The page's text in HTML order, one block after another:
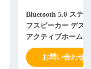
Bluetooth 5.0 ステ
フスピーカー デス
アクティブホーム
ー
お問い合わせ